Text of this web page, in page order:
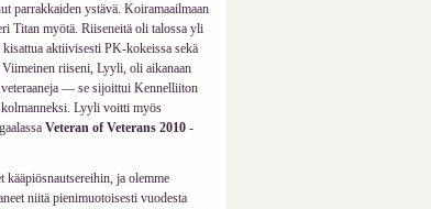
parrakkaiden ystävä. Koiramaailmaan
Titan myötä. Riiseneitä oli talossa yli
aktiivisesti PK-kokeissa sekä
riiseni, Lyyli, oli aikanaan
— se sijoittui Kennelliiton
Lyyli voitti myös
Veteran of Veterans 2010-
kääpiösnautsereihin, ja olemme
niitä pienimuotoisesti vuodesta